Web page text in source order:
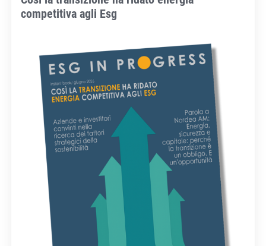
competitiva agli Esg